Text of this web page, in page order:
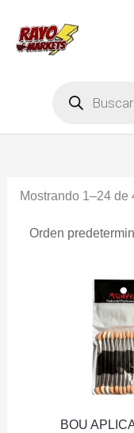
contenido
productos
Mostrando 1–24 de
BOU